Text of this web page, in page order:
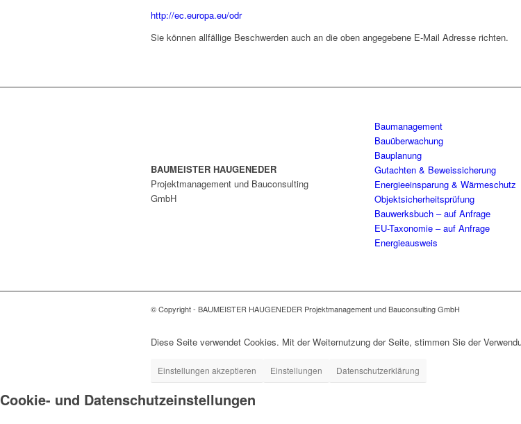
http://ec.europa.eu/odr
Sie können allfällige Beschwerden auch an die oben angegebene E-Mail Adresse richten.
BAUMEISTER HAUGENEDER
Projektmanagement und Bauconsulting
GmbH
Baumanagement
Bauüberwachung
Bauplanung
Gutachten & Beweissicherung
Energieeinsparung & Wärmeschutz
Objektsicherheitsprüfung
Bauwerksbuch – auf Anfrage
EU-Taxonomie – auf Anfrage
Energieausweis
© Copyright - BAUMEISTER HAUGENEDER Projektmanagement und Bauconsulting GmbH
Diese Seite verwendet Cookies. Mit der Weiternutzung der Seite, stimmen Sie der
Einstellungen akzeptieren Einstellungen Datenschutzerklärung
Cookie- und Datenschutzeinstellungen